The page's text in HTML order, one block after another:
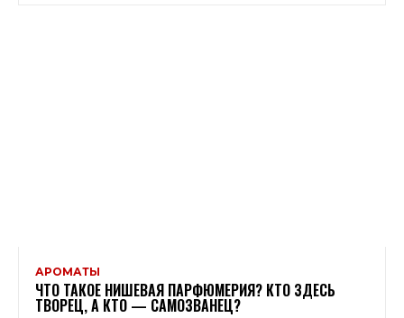
АРОМАТЫ
ЧТО ТАКОЕ НИШЕВАЯ ПАРФЮМЕРИЯ? КТО ЗДЕСЬ
ТВОРЕЦ, А КТО — САМОЗВАНЕЦ?